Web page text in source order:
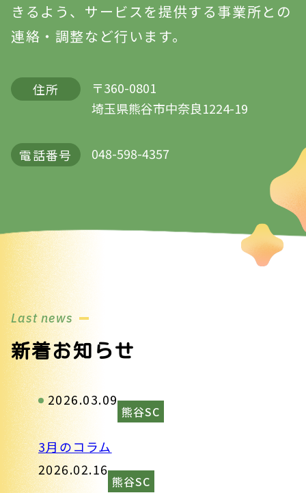
きるよう、サービスを提供する事業所との
連絡・調整など行います。
住所
〒360-0801
埼玉県熊谷市中奈良1224-19
電話番号 048-598-4357
新着お知らせ
2026.03.09
熊谷SC
3月のコラム
2026.02.16
熊谷SC